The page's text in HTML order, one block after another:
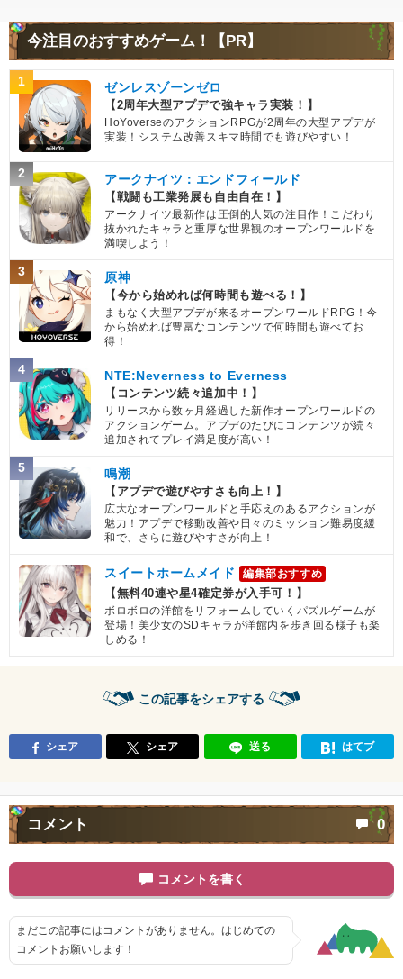
今注目のおすすめゲーム！【PR】
1 ゼンレスゾーンゼロ
【2周年大型アプデで強キャラ実装！】
HoYoverseのアクションRPGが2周年の大型アプデが
実装！システム改善スキマ時間でも遊びやすい！
2 アークナイツ：エンドフィールド
【戦闘も工業発展も自由自在！】
アークナイツ最新作は圧倒的人気の注目作！こだわり
抜かれたキャラと重厚な世界観のオープンワールドを
満喫しよう！
3 原神
【今から始めれば何時間も遊べる！】
まもなく大型アプデが来るオープンワールドRPG！今
から始めれば豊富なコンテンツで何時間も遊べてお
得！
4 NTE:Neverness to Everness
【コンテンツ続々追加中！】
リリースから数ヶ月経過した新作オープンワールドの
アクションゲーム。アプデのたびにコンテンツが続々
追加されてプレイ満足度が高い！
5 鳴潮
【アプデで遊びやすさも向上！】
広大なオープンワールドと手応えのあるアクションが
魅力！アプデで移動改善や日々のミッション難易度緩
和で、さらに遊びやすさが向上！
スイートホームメイド 編集部おすすめ
【無料40連や星4確定券が入手可！】
ボロボロの洋館をリフォームしていくパズルゲームが
登場！美少女のSDキャラが洋館内を歩き回る様子も楽
しめる！
この記事をシェアする
シェア シェア 送る はてブ
コメント 0
コメントを書く
まだこの記事にはコメントがありません。はじめての
コメントお願いします！